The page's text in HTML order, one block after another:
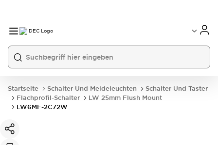
Startseite Schalter Und Meldeleuchten
Schalter Und Taster
Flachprofil-Schalter
LW 25mm Flush Mount
LW6MF-2C72W